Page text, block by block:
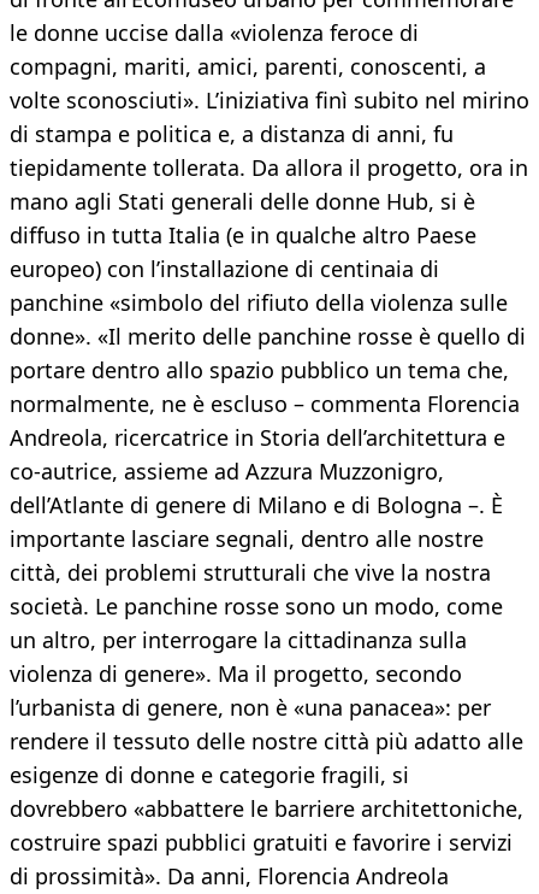
le donne uccise dalla «violenza feroce di
compagni, mariti, amici, parenti, conoscenti, a
volte sconosciuti». L’iniziativa finì subito nel mirino
di stampa e politica e, a distanza di anni, fu
tiepidamente tollerata. Da allora il progetto, ora in
mano agli Stati generali delle donne Hub, si è
diffuso in tutta Italia (e in qualche altro Paese
europeo) con l’installazione di centinaia di
panchine «simbolo del rifiuto della violenza sulle
donne». «Il merito delle panchine rosse è quello di
portare dentro allo spazio pubblico un tema che,
normalmente, ne è escluso – commenta Florencia
Andreola, ricercatrice in Storia dell’architettura e
co-autrice, assieme ad Azzura Muzzonigro,
dell’Atlante di genere di Milano e di Bologna –. È
importante lasciare segnali, dentro alle nostre
città, dei problemi strutturali che vive la nostra
società. Le panchine rosse sono un modo, come
un altro, per interrogare la cittadinanza sulla
violenza di genere». Ma il progetto, secondo
l’urbanista di genere, non è «una panacea»: per
rendere il tessuto delle nostre città più adatto alle
esigenze di donne e categorie fragili, si
dovrebbero «abbattere le barriere architettoniche,
costruire spazi pubblici gratuiti e favorire i servizi
di prossimità». Da anni, Florencia Andreola